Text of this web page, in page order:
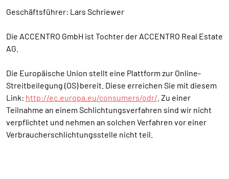
Geschäftsführer: Lars Schriewer
Die ACCENTRO GmbH ist Tochter der ACCENTRO Real Estate
AG.
Die Europäische Union stellt eine Plattform zur Online-
Streitbeilegung (OS) bereit. Diese erreichen Sie mit diesem
Link: http://ec.europa.eu/consumers/odr/ . Zu einer
Teilnahme an einem Schlichtungsverfahren sind wir nicht
verpflichtet und nehmen an solchen Verfahren vor einer
Verbraucherschlichtungsstelle nicht teil.